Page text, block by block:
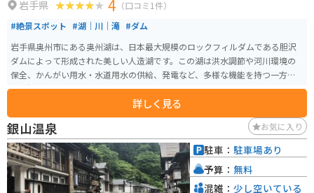
岩手県 4 （口コミ1件）
#絶景スポット #湖｜川｜滝 #ダム
岩手県奥州市にある奥州湖は、日本最大規模のロックフィルダムである胆沢
ダムによって形成された美しい人造湖です。この湖は洪水調節や河川環境の
保全、かんがい用水・水道用水の供給、発電など、多様な機能を持つ一方
で、観光スポットとしても人気があります。 奥州湖では、カヌーやカヤッ
ク、SUP（スタンドアップパドルボード）などのウォーターアクティビティを
楽しむことができます。初心者でもガイドが同乗するツアーがあるため、安
全に楽しむことができます。湖畔には「奥州湖交流館」があり、胆沢地域の
郷土や歴史、水に関わる文化について学ぶことができます。また、展望台か
らの眺望は絶景で、四季折々の風景が楽しめます。
詳しく見る
銀山温泉 お気に入り
駐車： 駐車場あり
予算： 無料
混雑： 少し空いている